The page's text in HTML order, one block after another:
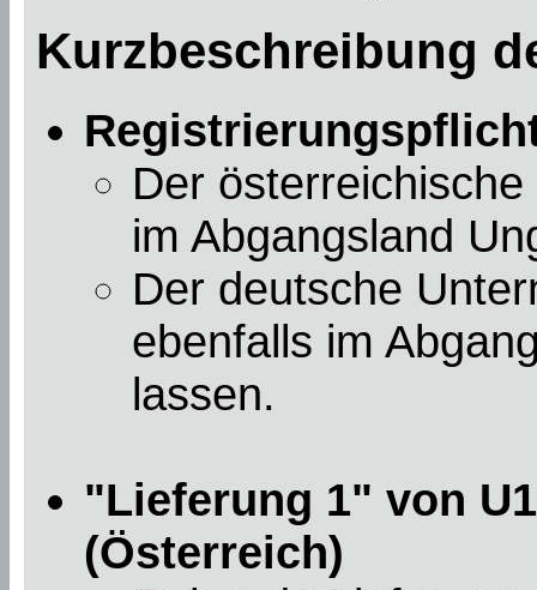
Kurzbeschreibung
Der
im Abgangsland
Der deutsche
ebenfalls im
lassen.
"Lieferung 1" von
(Österreich)